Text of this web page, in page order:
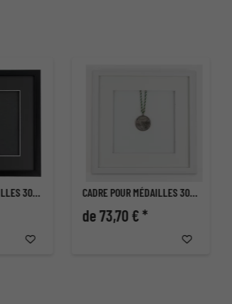
CADRE POUR MÉDAILLES 30X30 CM, NOIR CADRE POUR MÉDAILLES 30X30 CM, BLANC
de 73,70 € *